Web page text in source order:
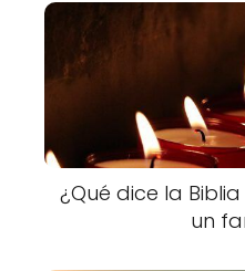
¿Qué dice la
un